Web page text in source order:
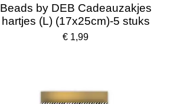
Beads by DEB Cadeauzakjes
hartjes (L) (17x25cm)-5 stuks
€ 1,99